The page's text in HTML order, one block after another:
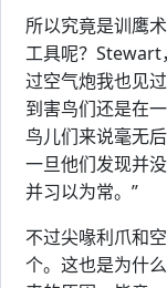
所以究竟是训鹰
工具呢？Stewart
过空气炮我也见
到害鸟们还是在
鸟儿们来说毫无
一旦他们发现并
并习以为常。”
不过尖喙利爪和
个。这也是为什